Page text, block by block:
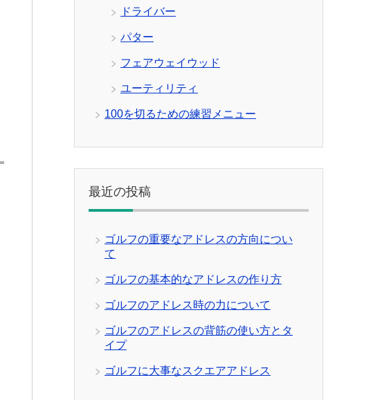
ドライバー
パター
フェアウェイウッド
ユーティリティ
100を切るための練習メニュー
最近の投稿
ゴルフの重要なアドレスの方向につい
て
ゴルフの基本的なアドレスの作り方
ゴルフのアドレス時の力について
ゴルフのアドレスの背筋の使い方とタ
イプ
ゴルフに大事なスクエアアドレス